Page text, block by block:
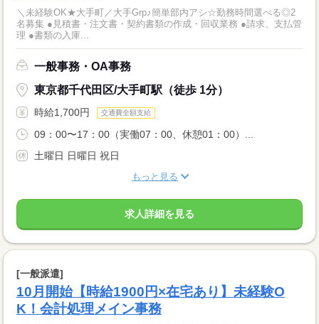
＼未経験OK★大手町／大手Grp♪簡単部内アシ☆勤務時間選べる◎2
名募集 ●見積書・注文書・契約書類の作成・回収業務 ●請求、支払管
理 ●書類の入庫...
一般事務・OA事務
東京都千代田区/大手町駅（徒歩 1分）
時給1,700円 交通費全額支給
09：00〜17：00（実働07：00、休憩01：00）...
土曜日 日曜日 祝日
もっと見る
求人詳細を見る
[一般派遣]
10月開始【時給1900円×在宅あり】未経験O
K！会計処理メイン事務